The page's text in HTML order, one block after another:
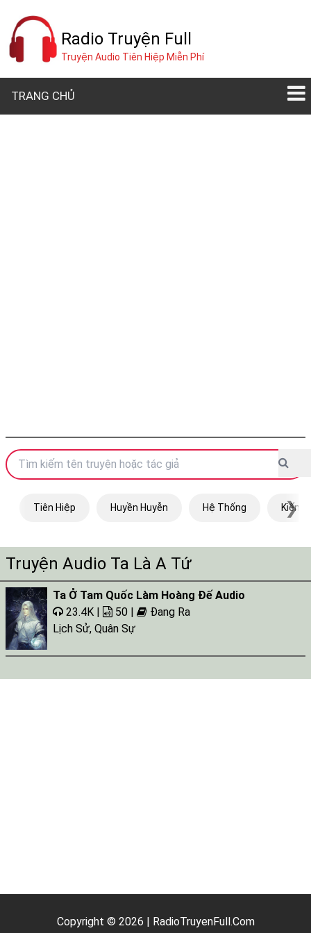
Radio Truyện Full
Truyện Audio Tiên Hiệp Miễn Phí
TRANG CHỦ
Tiên Hiệp Huyền Huyễn Hệ Thống Kiếm
❯
Truyện Audio Ta Là A Tứ
Ta Ở Tam Quốc Làm Hoàng Đế Audio
23.4K |
50 |
Đang Ra
Lịch Sử, Quân Sự
Copyright © 2026 | RadioTruyenFull.Com